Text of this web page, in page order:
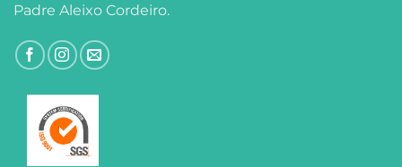
Padre Aleixo Cordeiro.